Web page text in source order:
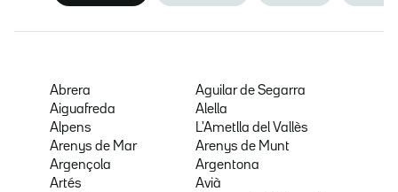
Abrera
Aguilar de Segarra
Aiguafreda
Alella
Alpens
L'Ametlla del Vallès
Arenys de Mar
Arenys de Munt
Argençola
Argentona
Artés
Avià